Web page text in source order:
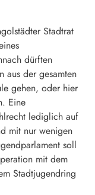
Stadtrat
dürften
aus der gesamten
gehen, oder hier
Eine
lediglich auf
mit nur wenigen
soll
mit dem
Stadtjugendring